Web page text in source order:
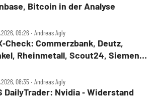
Bitcoin in der Analyse
09:26 ‧ Andreas Agly
Commerzbank, Deutz,
Rheinmetall, Scout24, Siemens,
08:35 ‧ Andreas Agly
DailyTrader: Nvidia ‑ Widerstand